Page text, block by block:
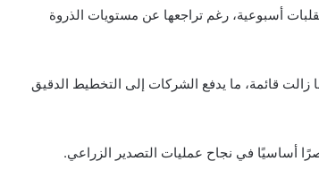
أسبوعية، رغم تراجعها عن مستويات الذروة
قائمة، ما يدفع الشركات إلى التخطيط الدقيق
أساسيًا في نجاح عمليات التصدير الزراعي.